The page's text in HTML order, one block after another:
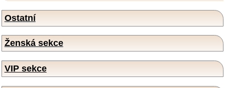
Ostatní
Ženská sekce
VIP sekce